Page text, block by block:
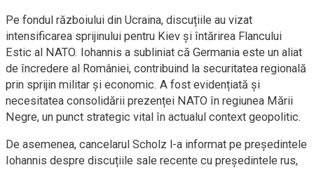
Pe fondul războiului din Ucraina, discuțiile au vizat
intensificarea sprijinului pentru Kiev și întărirea Flancului
Estic al NATO. Iohannis a subliniat că Germania este un aliat
de încredere al României, contribuind la securitatea regională
prin sprijin militar și economic. A fost evidențiată și
necesitatea consolidării prezenței NATO în regiunea Mării
Negre, un punct strategic vital în actualul context geopolitic.
De asemenea, cancelarul Scholz l-a informat pe președintele
Iohannis despre discuțiile sale recente cu președintele rus,